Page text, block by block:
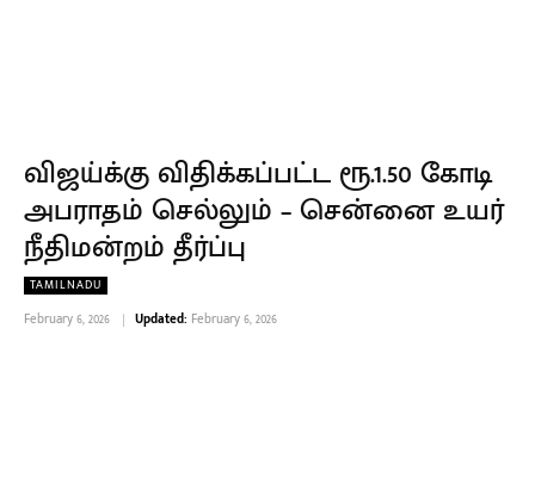
விஜய்க்கு விதிக்கப்பட்ட ரூ.1.50 கோடி
அபராதம் செல்லும் – சென்னை உயர்
நீதிமன்றம் தீர்ப்பு
TAMILNADU
February 6, 2026 Updated: February 6, 2026